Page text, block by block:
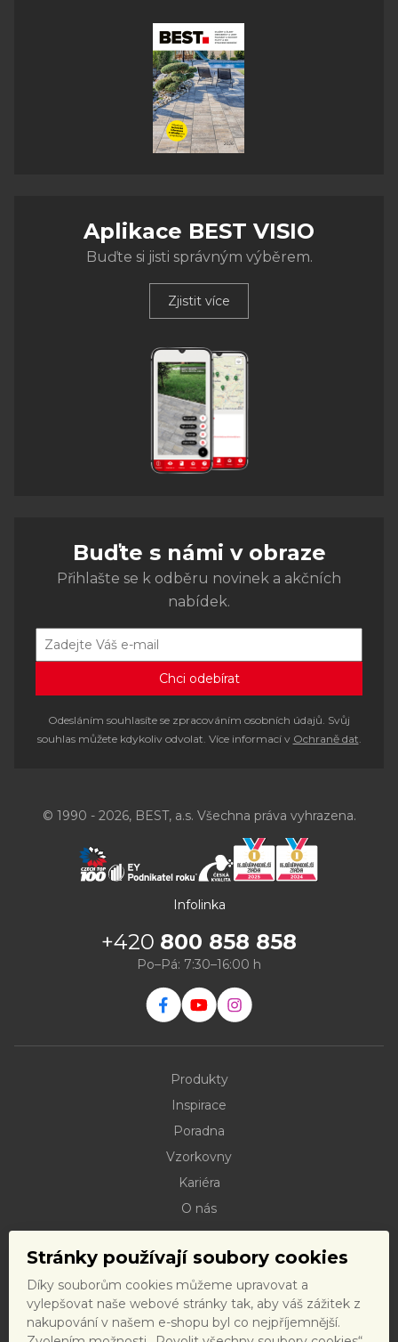
Stránky používají soubory cookies
Díky souborům cookies můžeme upravovat a
vylepšovat naše webové stránky tak, aby váš zážitek z
nakupování v našem e-shopu byl co nejpříjemnější.
Aplikace BEST VISIO
Buďte si jisti správným výběrem.
Zjistit více
Buďte s námi v obraze
Přihlašte se k odběru novinek a akčních
nabídek.
Odesláním souhlasíte se zpracováním osobních údajů. Svůj
souhlas můžete kdykoliv odvolat. Více informací v Ochraně dat.
© 1990 - 2026, BEST, a.s. Všechna práva vyhrazena.
Infolinka
+420 800 858 858
Po–Pá: 7:30–16:00 h
Produkty
Inspirace
Poradna
Vzorkovny
Kariéra
O nás
Dokumenty ke stažení
Doprava
Reklamační řád